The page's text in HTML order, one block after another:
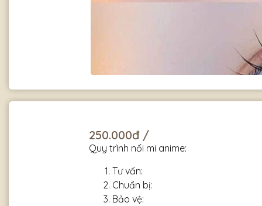
250.000đ /
Quy trình nối mi anime:
Tư vấn:
Chuẩn bị:
Bảo vệ: